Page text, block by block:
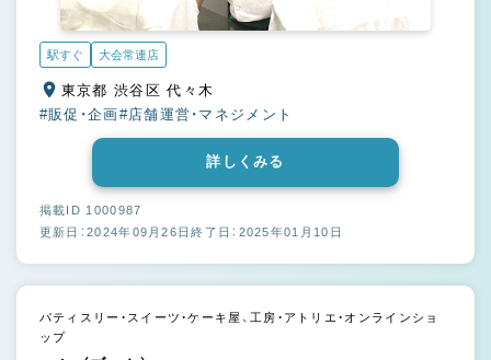
駅すぐ 大会常連店
東京都 渋谷区 代々木
#販促・企画#店舗運営・マネジメント
詳しくみる
掲載ID 1000987
更新日：2024年09月26日終了日：2025年01月10日
パティスリー・スイーツ・ケーキ屋、工房・アトリエ・オンラインショ
ップ